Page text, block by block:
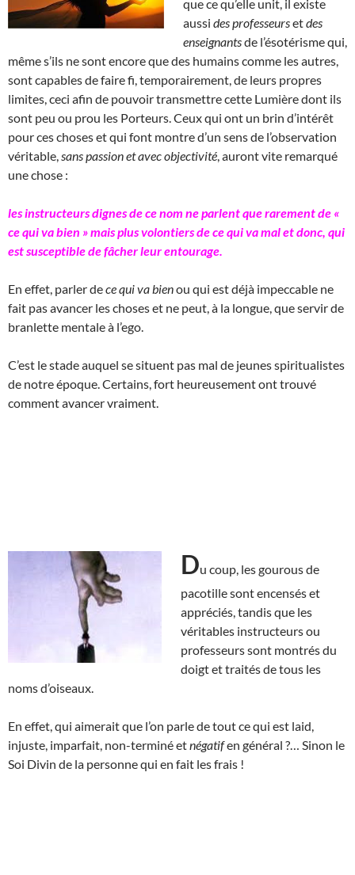
que ce qu’elle unit, il existe
aussi des professeursetdes
enseignantsde l’ésotérisme qui,
même s’ils ne sont encore que des humains comme les autres,
sont capables de faire fi, temporairement, de leurs propres
limites, ceci afin de pouvoir transmettre cette Lumière dont ils
sont peu ou prou les Porteurs. Ceux qui ont un brin d’intérêt
pour ces choses et qui font montre d’un sens de l’observation
véritable, sans passion et avec objectivité , auront vite remarqué
une chose :
les instructeurs dignes de ce nom ne parlent que rarement de «
ce qui va bien » mais plus volontiers de ce qui va mal et donc, qui
est susceptible de fâcher leur entourage.
En effet, parler dece qui va bienou qui est déjà impeccable ne
fait pas avancer les choses et ne peut, à la longue, que servir de
branlette mentale à l’ego.
C’est le stade auquel se situent pas mal de jeunes spiritualistes
de notre époque. Certains, fort heureusement ont trouvé
comment avancer vraiment.
Du coup, les gourous de
pacotille sont encensés et
appréciés, tandis que les
véritables instructeurs ou
professeurs sont montrés du
doigt et traités de tous les
noms d’oiseaux.
En effet, qui aimerait que l’on parle de tout ce qui est laid,
injuste, imparfait, non-terminé etnégatifen général ?… Sinon le
Soi Divin de la personne qui en fait les frais !